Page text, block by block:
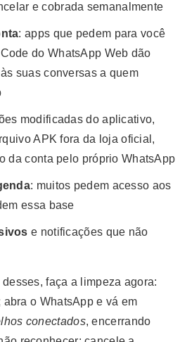
e cobrada semanalmente
: apps que pedem para você
do WhatsApp Web dão
suas conversas a quem
modificadas do aplicativo,
APK fora da loja oficial,
da conta pelo próprio WhatsApp
: muitos pedem acesso aos
essa base
e notificações que não
faça a limpeza agora:
o WhatsApp e vá em
conectados, encerrando